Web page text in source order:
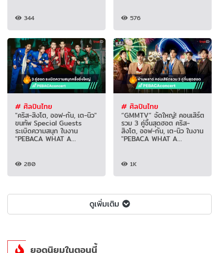
344 576
# ศิลปินไทย
"คริส-สิงโต, ออฟ-กัน, เต-นิว"
ขนทัพ Special Guests
ระเบิดความสนุก ในงาน
"PEBACA WHAT A
280
# ศิลปินไทย
“GMMTV” จัดใหญ่! คอนเสิร์ต
รวม 3 คู่จิ้นสุดฮอต คริส-
สิงโต, ออฟ-กัน, เต-นิว ในงาน
"PEBACA WHAT A
1K
ดูเพิ่มเติม
ยอดนิยมในตอนนี้